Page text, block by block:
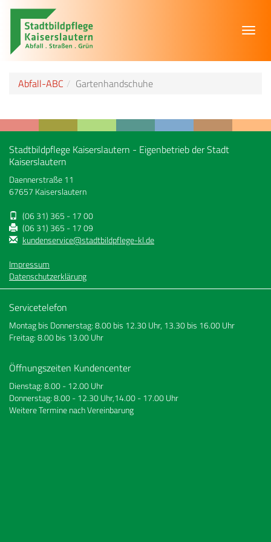
Abfall-ABC Gartenhandschuhe
Stadtbildpflege Kaiserslautern - Eigenbetrieb der Stadt
Kaiserslautern
Daennerstraße 11
67657 Kaiserslautern
(06 31) 365 - 17 00
(06 31) 365 - 17 09
kundenservice@stadtbildpflege-kl.de
Impressum
Datenschutzerklärung
Servicetelefon
Montag bis Donnerstag: 8.00 bis 12.30 Uhr, 13.30 bis 16.00 Uhr
Freitag: 8.00 bis 13.00 Uhr
Öffnungszeiten Kundencenter
Dienstag: 8.00 - 12.00 Uhr
Donnerstag: 8.00 - 12.30 Uhr,14.00 - 17.00 Uhr
Weitere Termine nach Vereinbarung